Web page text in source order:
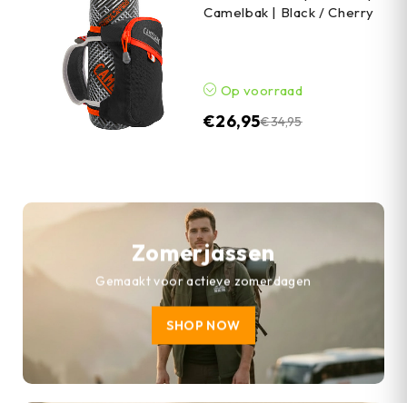
Camelbak | Black / Cherry
Op voorraad
€34,95
€26,95
Zomerjassen
Gemaakt voor actieve zomerdagen
SHOP NOW